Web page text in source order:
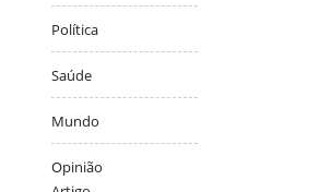
Política
Saúde
Mundo
Opinião